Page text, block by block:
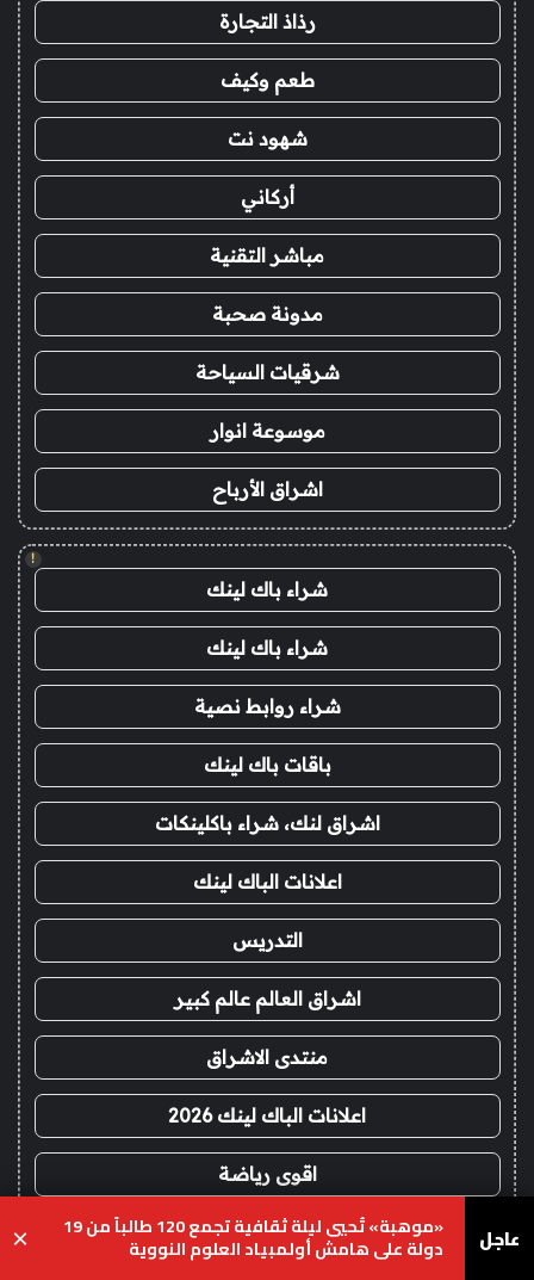
رذاذ التجارة
طعم وكيف
شهود نت
أركاني
مباشر التقنية
مدونة صحبة
شرقيات السياحة
موسوعة انوار
اشراق الأرباح
!
شراء باك لينك
شراء باك لينك
شراء روابط نصية
باقات باك لينك
اشراق لنك، شراء باكلينكات
اعلانات الباك لينك
التدريس
اشراق العالم عالم كبير
منتدى الاشراق
اعلانات الباك لينك 2026
اقوى رياضة
مدسن طب عاجل «موهبة» تُحيي ليلة ثقافية تجمع 120 طالباً من 19
دولة على هامش أولمبياد العلوم النووية ×